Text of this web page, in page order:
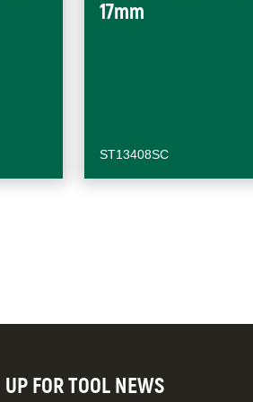
17mm
ST13408SC
UP FOR TOOL NEWS